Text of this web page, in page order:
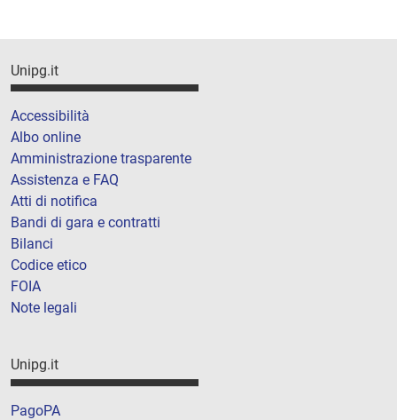
Unipg.it
Accessibilità
Albo online
Amministrazione trasparente
Assistenza e FAQ
Atti di notifica
Bandi di gara e contratti
Bilanci
Codice etico
FOIA
Note legali
Unipg.it
PagoPA